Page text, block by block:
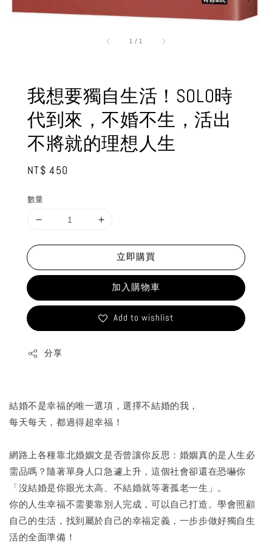
1 / 1
我想要獨自生活！SOLO時
代到來，不婚不生，活出
不將就的理想人生
Regular
NT$ 450
數量
立即購買
加入購物車
Add to wishlist
分享
結婚不是幸福的唯一選項，選擇不結婚的我，
每天每天，都過得超幸福！
網路上各種靠北婚姻文是否曾讓你反思：婚姻真的是人生必
需品嗎？隨著單身人口急遽上升，這個社會卻還在恐嚇你
「沒結婚是你眼光太高、不結婚就等著孤老一生」。
你的人生幸福不需要靠別人完成，可以自己打造。學會照顧
自己的生活，找到屬於自己的幸福定義，一步步做好獨自生
活的全面準備！